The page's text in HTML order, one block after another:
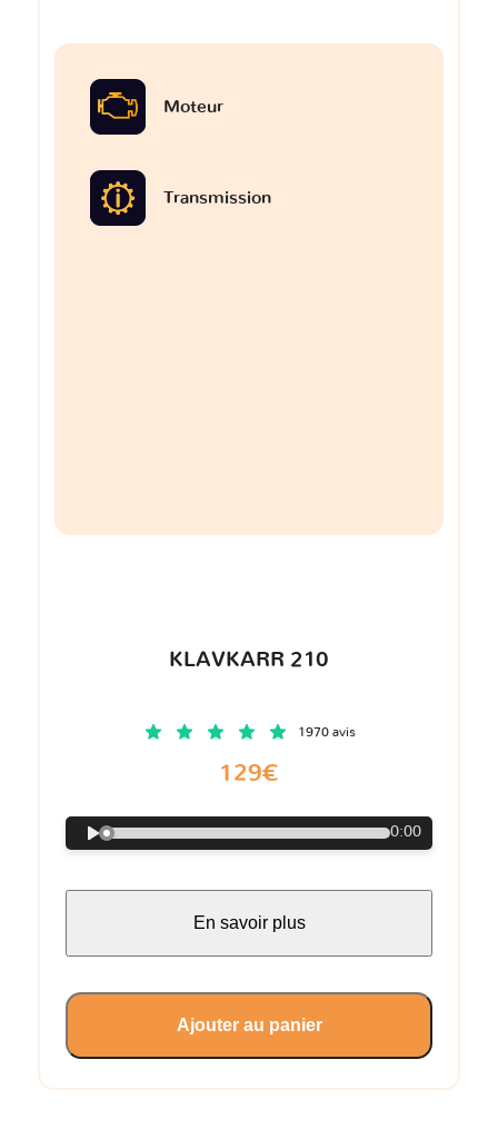
Moteur
Transmission
KLAVKARR 210
1970 avis
129€
0:00
En savoir plus
Ajouter au panier